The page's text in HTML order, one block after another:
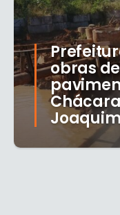
obras
Joaquim